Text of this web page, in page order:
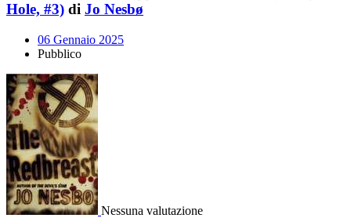
Hole, #3) di Jo Nesbø
06 Gennaio 2025
Pubblico
Nessuna valutazione